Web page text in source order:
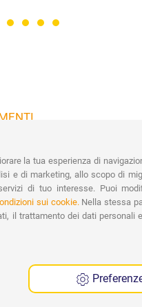
PayPal e
la tua esperienza di
e di marketing, allo scopo di
di tuo interesse. Puoi
sui cookie.Nella stessa
il trattamento dei dati personali